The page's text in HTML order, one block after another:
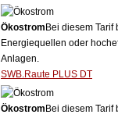
Ökostrom Bei diesem
Energiequellen oder
Anlagen.
SWB.Raute PLUS DT
Ökostrom Bei diesem